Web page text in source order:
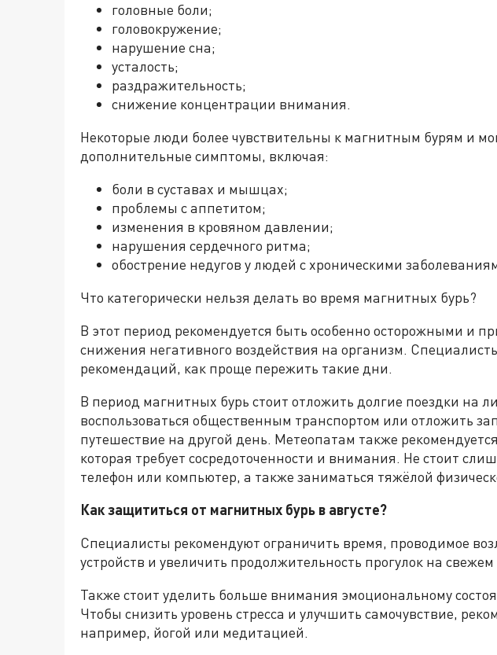
головные боли;
головокружение;
нарушение сна;
усталость;
раздражительность;
снижение концентрации внимания.
Некоторые люди более чувствительны к магнитным бурям и
дополнительные симптомы, включая:
боли в суставах и мышцах;
проблемы с аппетитом;
изменения в кровяном давлении;
нарушения сердечного ритма;
обострение недугов у людей с хроническими
Что категорически нельзя делать во время магнитных бурь?
В этот период рекомендуется быть особенно осторожными и
снижения негативного воздействия на организм.
рекомендаций, как проще пережить такие дни.
В период магнитных бурь стоит отложить долгие поездки на
воспользоваться общественным транспортом или отложить
путешествие на другой день. Метеопатам также
которая требует сосредоточенности и внимания. Не стоит
телефон или компьютер, а также заниматься тяжёлой
Как защититься от магнитных бурь в августе?
Специалисты рекомендуют ограничить время, проводимое
устройств и увеличить продолжительность прогулок на свежем
Также стоит уделить больше внимания эмоциональному
Чтобы снизить уровень стресса и улучшить самочувствие,
например, йогой или медитацией.